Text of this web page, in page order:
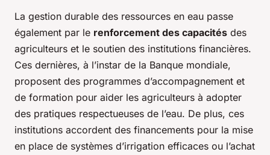
La gestion durable des ressources en eau passe
également par le renforcement des capacités des
agriculteurs et le soutien des institutions financières.
Ces dernières, à l’instar de la Banque mondiale,
proposent des programmes d’accompagnement et
de formation pour aider les agriculteurs à adopter
des pratiques respectueuses de l’eau. De plus, ces
institutions accordent des financements pour la mise
en place de systèmes d’irrigation efficaces ou l’achat